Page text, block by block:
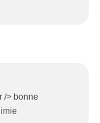
/> bonne